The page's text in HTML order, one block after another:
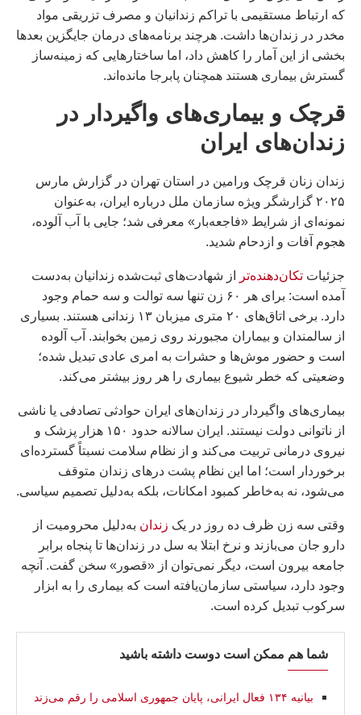
که ارتباط مستقیمی با تراکم زندانیان و مصرف تزریقی مواد
مخدر در زندان‌ها داشت. هرچند برنامه‌های درمان جایگزین بعدها
بخشی از این آمار را کاهش داد، اما ساختارهایی که زمینه‌ساز
گسترش بیماری هستند همچنان پابرجا مانده‌اند.
قرچک و بیماری‌های واگیردار در
زندان‌های ایران
زندان زنان قرچک ورامین در استان تهران در گزارش مارس
۲۰۲۵ گزارشگر ویژه سازمان ملل درباره ایران، به‌عنوان
نمونه‌ای از شرایط «فاجعه‌بار» معرفی شد؛ جایی با آب آلوده،
هجوم آفات و ازدحام شدید.
جزئیات تکان‌دهنده‌تر
از شهادت‌های ثبت‌شده زندانیان به‌دست
آمده است: برای هر ۶۰ زن تنها سه توالت و سه حمام وجود
دارد. برخی اتاق‌های ۲۰ متری میزبان ۱۳ زندانی هستند. بسیاری
از سالمندان و بیماران مجبورند روی زمین بخوابند. آب آلوده
است و حضور موش‌ها و حشرات به امری عادی تبدیل شده؛
وضعیتی که خطر شیوع بیماری را هر روز بیشتر می‌کند.
بیماری‌های واگیردار در زندان‌های ایران حوادثی تصادفی یا ناشی
از ناتوانی دولت نیستند. ایران سالانه حدود ۱۵۰ هزار پزشک و
نیروی درمانی تربیت می‌کند و از نظام سلامت نسبتاً گسترده‌ای
برخوردار است؛ اما این نظام پشت درهای زندان متوقف
می‌شود، نه به‌خاطر کمبود امکانات، بلکه به‌دلیل تصمیم سیاسی.
وقتی سه زن ظرف ده روز در یک زندان به‌دلیل محرومیت از
دارو جان می‌بازند و نرخ ابتلا به سل در زندان‌ها تا پنجاه برابر
جامعه بیرون است، دیگر نمی‌توان از «قصور» سخن گفت. آنچه
وجود دارد، سیاستی سازمان‌یافته است که بیماری را به ابزار
سرکوب تبدیل کرده است.
شما هم ممکن است دوست داشته باشید
بیانیه ۱۳۴ فعال ایرانی، پایان جمهوری اسلامی را رقم می‌زند